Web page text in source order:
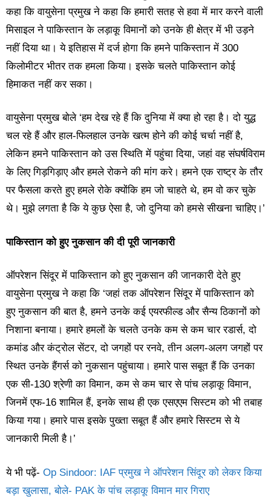
कहा कि वायुसेना प्रमुख ने कहा कि हमारी सतह से हवा में मार करने वाली
मिसाइल ने पाकिस्तान के लड़ाकू विमानों को उनके ही क्षेत्र में भी उड़ने
नहीं दिया था। ये इतिहास में दर्ज होगा कि हमने पाकिस्तान में 300
किलोमीटर भीतर तक हमला किया। इसके चलते पाकिस्तान कोई
हिमाकत नहीं कर सका।
वायुसेना प्रमुख बोले ‘हम देख रहे हैं कि दुनिया में क्या हो रहा है। दो युद्ध
चल रहे हैं और हाल-फिलहाल उनके खत्म होने की कोई चर्चा नहीं है,
लेकिन हमने पाकिस्तान को उस स्थिति में पहुंचा दिया, जहां वह संघर्षविराम
के लिए गिड़गिड़ाए और हमले रोकने की मांग करे। हमने एक राष्ट्र के तौर
पर फैसला करते हुए हमले रोके क्योंकि हम जो चाहते थे, हम वो कर चुके
थे। मुझे लगता है कि ये कुछ ऐसा है, जो दुनिया को हमसे सीखना चाहिए।’
पाकिस्तान को हुए नुकसान की दी पूरी जानकारी
ऑपरेशन सिंदूर में पाकिस्तान को हुए नुकसान की जानकारी देते हुए
वायुसेना प्रमुख ने कहा कि ‘जहां तक ऑपरेशन सिंदूर में पाकिस्तान को
हुए नुकसान की बात है, हमने उनके कई एयरफील्ड और सैन्य ठिकानों को
निशाना बनाया। हमारे हमलों के चलते उनके कम से कम चार रडार्स, दो
कमांड और कंट्रोल सेंटर, दो जगहों पर रनवे, तीन अलग-अलग जगहों पर
स्थित उनके हैंगर्स को नुकसान पहुंचाया। हमारे पास सबूत हैं कि उनका
एक सी-130 श्रेणी का विमान, कम से कम चार से पांच लड़ाकू विमान,
जिनमें एफ-16 शामिल हैं, इनके साथ ही एक एसएएम सिस्टम को भी तबाह
किया गया। हमारे पास इसके पुख्ता सबूत हैं और हमारे सिस्टम से ये
जानकारी मिली है।’
ये भी पढ़ें- Op Sindoor: IAF प्रमुख ने ऑपरेशन सिंदूर को लेकर किया
बड़ा खुलासा, बोले- PAK के पांच लड़ाकू विमान मार गिराए